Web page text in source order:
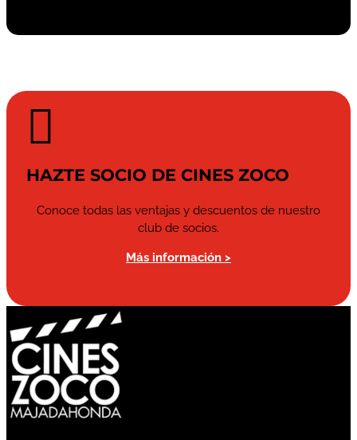

HAZTE SOCIO DE CINES ZOCO
Conoce todas las ventajas y descuentos de nuestro
club de socios.
Más información >